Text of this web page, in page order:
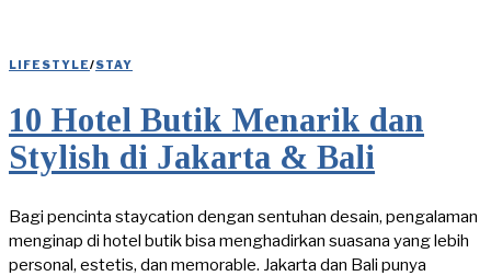
LIFESTYLE/STAY
10 Hotel Butik Menarik dan
Stylish di Jakarta & Bali
Bagi pencinta staycation dengan sentuhan desain, pengalaman
menginap di hotel butik bisa menghadirkan suasana yang lebih
personal, estetis, dan memorable. Jakarta dan Bali punya